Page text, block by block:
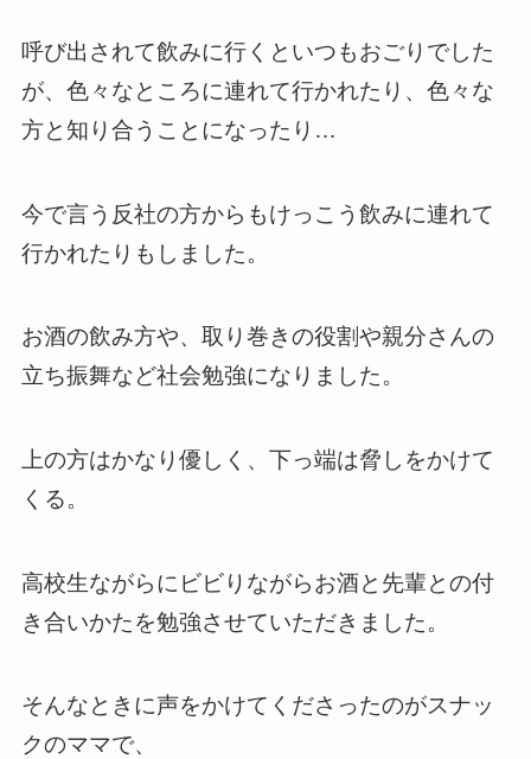
呼び出されて飲みに行くといつもおごりでした
が、色々なところに連れて行かれたり、色々な
方と知り合うことになったり…
今で言う反社の方からもけっこう飲みに連れて
行かれたりもしました。
お酒の飲み方や、取り巻きの役割や親分さんの
立ち振舞など社会勉強になりました。
上の方はかなり優しく、下っ端は脅しをかけて
くる。
高校生ながらにビビりながらお酒と先輩との付
き合いかたを勉強させていただきました。
そんなときに声をかけてくださったのがスナッ
クのママで、